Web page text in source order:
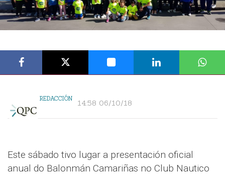
REDACCIÓN 14:58 06/10/18
Este sábado tivo lugar a presentación oficial
anual do Balonmán Camariñas no Club Nautico